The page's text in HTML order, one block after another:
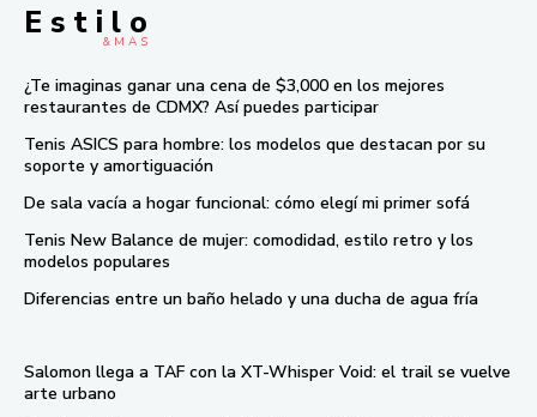
E s t i l o
& M À S
¿Te imaginas ganar una cena de $3,000 en los mejores
restaurantes de CDMX? Así puedes participar
Tenis ASICS para hombre: los modelos que destacan por su
soporte y amortiguación
De sala vacía a hogar funcional: cómo elegí mi primer sofá
Tenis New Balance de mujer: comodidad, estilo retro y los
modelos populares
Diferencias entre un baño helado y una ducha de agua fría
Salomon llega a TAF con la XT-Whisper Void: el trail se vuelve
arte urbano